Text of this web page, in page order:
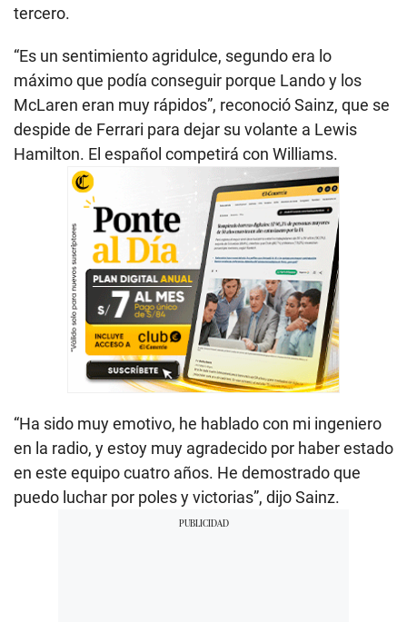
tercero.
“Es un sentimiento agridulce, segundo era lo
máximo que podía conseguir porque Lando y los
McLaren eran muy rápidos”, reconoció Sainz, que se
despide de Ferrari para dejar su volante a Lewis
Hamilton. El español competirá con Williams.
“Ha sido muy emotivo, he hablado con mi ingeniero
en la radio, y estoy muy agradecido por haber estado
en este equipo cuatro años. He demostrado que
puedo luchar por poles y victorias”, dijo Sainz.